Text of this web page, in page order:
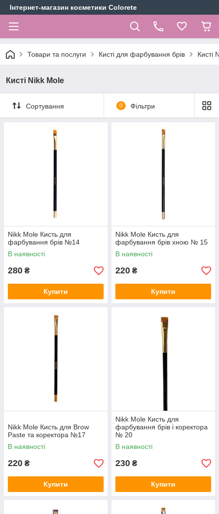
Інтернет-магазин косметики Colorete
Товари та послуги Кисті для фарбування брів Кисті
Кисті Nikk Mole
Сортування 0 Фільтри
Nikk Mole Кисть для
фарбування брів №14
В наявності
280 ₴
Купити
Nikk Mole Кисть для
фарбування брів хною № 15
В наявності
220 ₴
Купити
Nikk Mole Кисть для Brow
Paste та коректора №17
В наявності
220 ₴
Купити
Nikk Mole Кисть для
фарбування брів і коректора
№ 20
В наявності
230 ₴
Купити